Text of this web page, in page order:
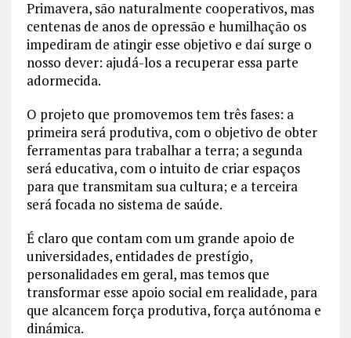
Primavera, são naturalmente cooperativos, mas
centenas de anos de opressão e humilhação os
impediram de atingir esse objetivo e daí surge o
nosso dever: ajudá-los a recuperar essa parte
adormecida.
O projeto que promovemos tem três fases: a
primeira será produtiva, com o objetivo de obter
ferramentas para trabalhar a terra; a segunda
será educativa, com o intuito de criar espaços
para que transmitam sua cultura; e a terceira
será focada no sistema de saúde.
É claro que contam com um grande apoio de
universidades, entidades de prestígio,
personalidades em geral, mas temos que
transformar esse apoio social em realidade, para
que alcancem força produtiva, força autónoma e
dinámica.